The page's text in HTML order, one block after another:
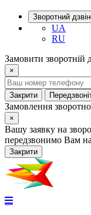
Зворотний
UA
RU
Замовити зворотній
×
Закрити
Замовлення
×
Вашу заявку на
передзвонимо Вам
Закрити